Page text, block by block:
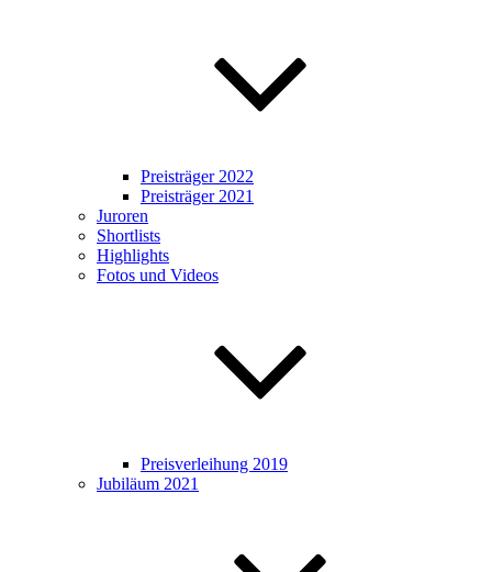
Preisträger 2022
Preisträger 2021
Juroren
Shortlists
Highlights
Fotos und Videos
Preisverleihung 2019
Jubiläum 2021